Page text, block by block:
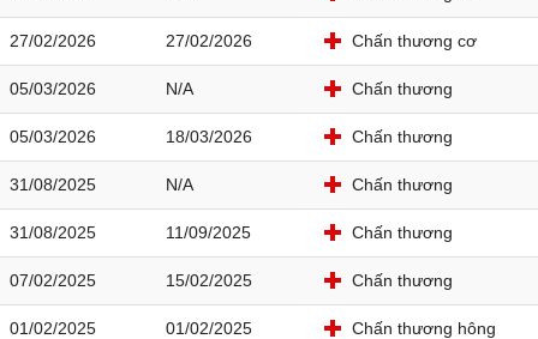
27/02/2026 27/02/2026 Chấn thương cơ
05/03/2026 N/A Chấn thương
05/03/2026 18/03/2026 Chấn thương
31/08/2025 N/A Chấn thương
31/08/2025 11/09/2025 Chấn thương
07/02/2025 15/02/2025 Chấn thương
01/02/2025 01/02/2025 Chấn thương hông